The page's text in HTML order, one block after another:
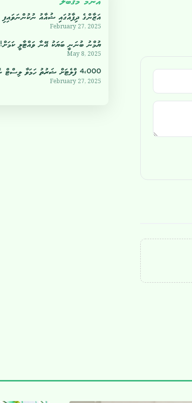
އަޒާންގެ ދިފާއުގައި ޝުއާއު ނުކުންނަވައިފި
February 27, 2025
ޔުމްނު ބުނަނީ ބަޔަކު އޭނާ ވައްޓާލީ ކަމަށް!
May 8, 2025
4،000 ފްލެޓަށް ޝަރުތު ހަމަވާ ލިސްޓް ނެރެފި
February 27, 2025